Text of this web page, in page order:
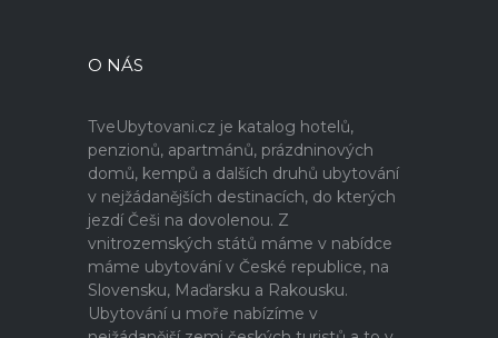
O NÁS
TveUbytovani.cz je katalog hotelů,
penzionů, apartmánů, prázdninových
domů, kempů a dalších druhů ubytování
v nejžádanějších destinacích, do kterých
jezdí Češi na dovolenou. Z
vnitrozemských států máme v nabídce
máme ubytování v České republice, na
Slovensku, Maďarsku a Rakousku.
Ubytování u moře nabízíme v